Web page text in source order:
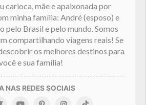
carioca, mãe e apaixonada por
minha família: André (esposo) e
pelo Brasil e pelo mundo. Somos
compartilhando viagens reais! Se
os melhores destinos para
e sua família!